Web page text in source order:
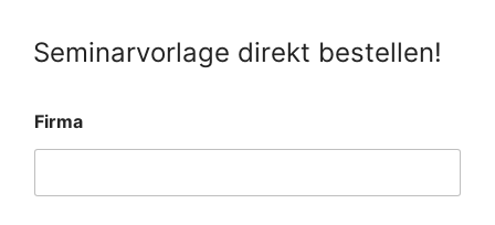
Seminarvorlage direkt bestellen!
Firma